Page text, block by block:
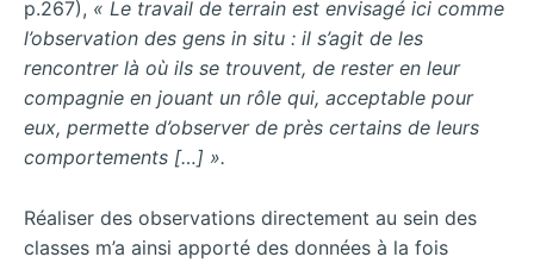
p.267), « Le travail de terrain est envisagé ici comme
l’observation des gens in situ : il s’agit de les
rencontrer là où ils se trouvent, de rester en leur
compagnie en jouant un rôle qui, acceptable pour
eux, permette d’observer de près certains de leurs
comportements […] ».
Réaliser des observations directement au sein des
classes m’a ainsi apporté des données à la fois